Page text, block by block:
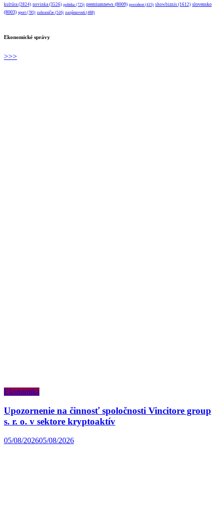
kultúra (2824) novinka (3526) politika (725) premiumnews (8009) prezident (415) showbiznis (1612) slovensko
(8003) sport (785) zahraničie (516) zaujímavosti (488)
Ekonomické správy
>>>
Ekonomika
Upozornenie na činnosť spoločnosti Vincitore group
s. r. o. v sektore kryptoaktív
05/08/202605/08/2026